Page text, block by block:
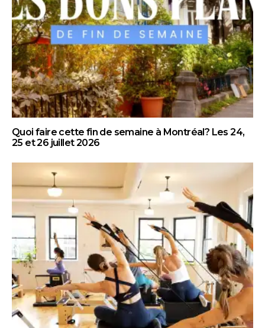
Quoi faire cette fin de semaine à Montréal? Les 24,
25 et 26 juillet 2026